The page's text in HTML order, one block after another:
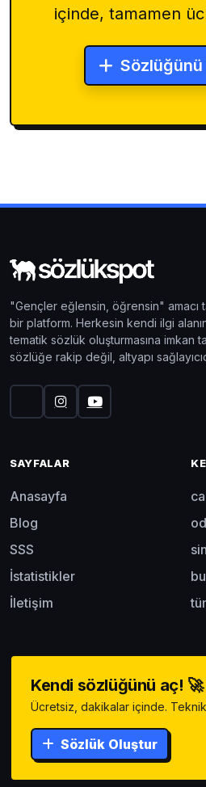
içinde, tamamen
"Gençler eğlensin, öğrensin" amacı
bir platform. Herkesin kendi ilgi
tematik sözlük oluşturmasına imkan
sözlüğe rakip değil, altyapı
SAYFALAR
Anasayfa
Blog
SSS
İstatistikler
İletişim
Kendi sözlüğünü aç! 🚀
Ücretsiz, dakikalar içinde.
Sözlük Oluştur